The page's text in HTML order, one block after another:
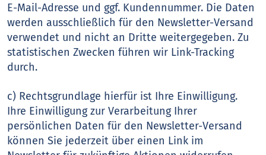
E-Mail-Adresse und ggf. Kundennummer. Die Daten
werden ausschließlich für den Newsletter-Versand
verwendet und nicht an Dritte weitergegeben. Zu
statistischen Zwecken führen wir Link-Tracking
durch.
c) Rechtsgrundlage hierfür ist Ihre Einwilligung.
Ihre Einwilligung zur Verarbeitung Ihrer
persönlichen Daten für den Newsletter-Versand
können Sie jederzeit über einen Link im